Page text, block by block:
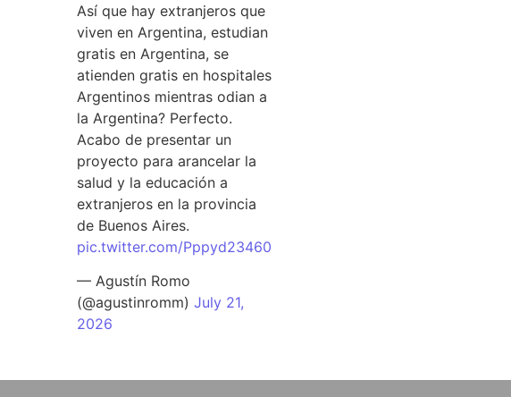
Así que hay extranjeros que
viven en Argentina, estudian
gratis en Argentina, se
atienden gratis en hospitales
Argentinos mientras odian a
la Argentina? Perfecto.
Acabo de presentar un
proyecto para arancelar la
salud y la educación a
extranjeros en la provincia
de Buenos Aires.
pic.twitter.com/Pppyd23460
— Agustín Romo
(@agustinromm)July 21,
2026